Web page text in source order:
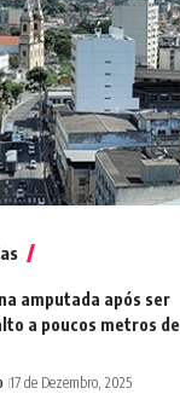
amputada após ser
a poucos metros de
17 de Dezembro, 2025